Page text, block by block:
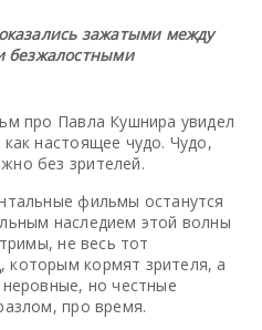
зажатыми между
безжалостными
про Павла Кушнира увидел
настоящее чудо. Чудо,
без зрителей.
фильмы останутся
наследием этой волны
не весь тот
кормят зрителя, а
но честные
про время.